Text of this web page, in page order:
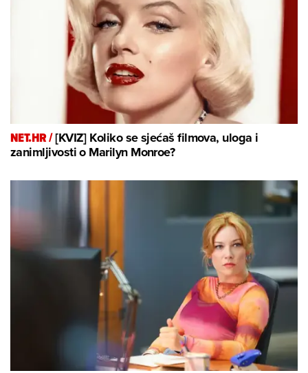
NET.HR /[KVIZ] Koliko se sjećaš filmova, uloga i
zanimljivosti o Marilyn Monroe?